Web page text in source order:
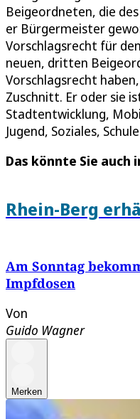
Beigeordneten, die
er Bürgermeister
Vorschlagsrecht für
neuen, dritten
Vorschlagsrecht
Zuschnitt. Er oder sie
Stadtentwicklung,
Jugend, Soziales,
Das könnte Sie auch
Rhein-Berg
Am Sonntag
Impfdosen
Von
Guido Wagner
Merken